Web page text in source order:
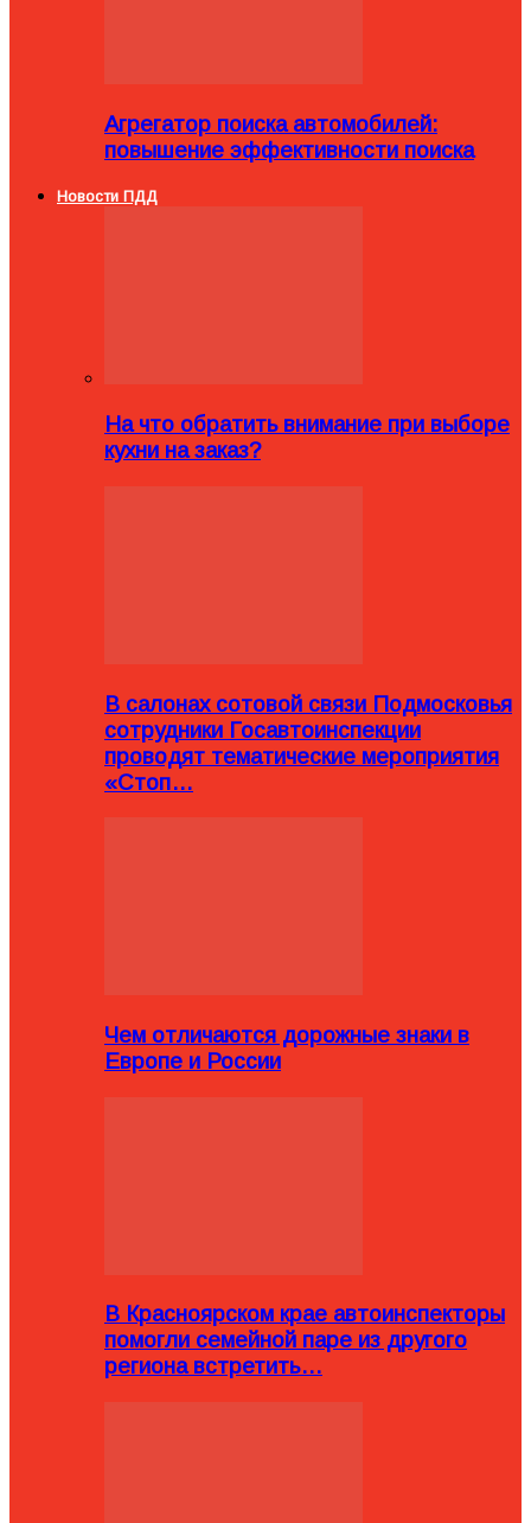
Агрегатор поиска автомобилей:
повышение эффективности поиска
Новости ПДД
На что обратить внимание при выборе
кухни на заказ?
В салонах сотовой связи Подмосковья
сотрудники Госавтоинспекции
проводят тематические мероприятия
«Стоп…
Чем отличаются дорожные знаки в
Европе и России
В Красноярском крае автоинспекторы
помогли семейной паре из другого
региона встретить…